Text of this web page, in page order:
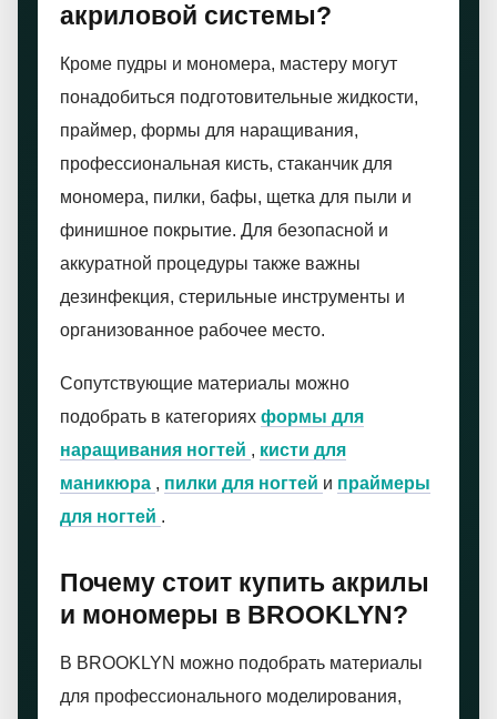
акриловой системы?
Кроме пудры и мономера, мастеру могут
понадобиться подготовительные жидкости,
праймер, формы для наращивания,
профессиональная кисть, стаканчик для
мономера, пилки, бафы, щетка для пыли и
финишное покрытие. Для безопасной и
аккуратной процедуры также важны
дезинфекция, стерильные инструменты и
организованное рабочее место.
Сопутствующие материалы можно
подобрать в категориях формы для
наращивания ногтей , кисти для
маникюра , пилки для ногтей и праймеры
для ногтей .
Почему стоит купить акрилы
и мономеры в BROOKLYN?
В BROOKLYN можно подобрать материалы
для профессионального моделирования,